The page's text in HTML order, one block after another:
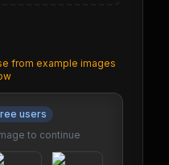
from example images
users
to continue